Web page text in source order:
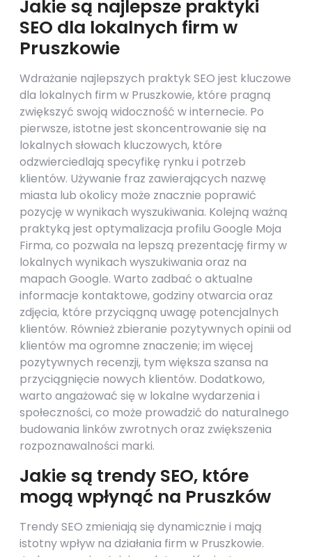
Jakie są najlepsze praktyki
SEO dla lokalnych firm w
Pruszkowie
Wdrażanie najlepszych praktyk SEO jest kluczowe
dla lokalnych firm w Pruszkowie, które pragną
zwiększyć swoją widoczność w internecie. Po
pierwsze, istotne jest skoncentrowanie się na
lokalnych słowach kluczowych, które
odzwierciedlają specyfikę rynku i potrzeb
klientów. Używanie fraz zawierających nazwę
miasta lub okolicy może znacznie poprawić
pozycję w wynikach wyszukiwania. Kolejną ważną
praktyką jest optymalizacja profilu Google Moja
Firma, co pozwala na lepszą prezentację firmy w
lokalnych wynikach wyszukiwania oraz na
mapach Google. Warto zadbać o aktualne
informacje kontaktowe, godziny otwarcia oraz
zdjęcia, które przyciągną uwagę potencjalnych
klientów. Również zbieranie pozytywnych opinii od
klientów ma ogromne znaczenie; im więcej
pozytywnych recenzji, tym większa szansa na
przyciągnięcie nowych klientów. Dodatkowo,
warto angażować się w lokalne wydarzenia i
społeczności, co może prowadzić do naturalnego
budowania linków zwrotnych oraz zwiększenia
rozpoznawalności marki.
Jakie są trendy SEO, które
mogą wpłynąć na Pruszków
Trendy SEO zmieniają się dynamicznie i mają
istotny wpływ na działania firm w Pruszkowie.